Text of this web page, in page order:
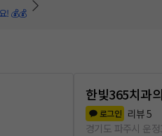
! 💰💰
한빛365치과
로그인 리뷰5
경기도 파주시 운